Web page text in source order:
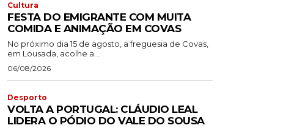
Cultura
FESTA DO EMIGRANTE COM MUITA
COMIDA E ANIMAÇÃO EM COVAS
No próximo dia 15 de agosto, a freguesia de Covas,
em Lousada, acolhe a...
06/08/2026
Desporto
VOLTA A PORTUGAL: CLÁUDIO LEAL
LIDERA O PÓDIO DO VALE DO SOUSA